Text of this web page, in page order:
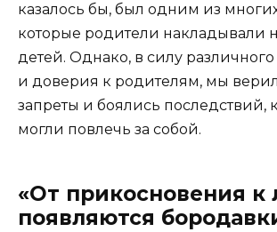
казалось бы, был одним из
которые родители накладывали
детей. Однако, в силу
и доверия к родителям, мы
запреты и боялись последствий,
могли повлечь за собой.
«От прикосновения к
появляются